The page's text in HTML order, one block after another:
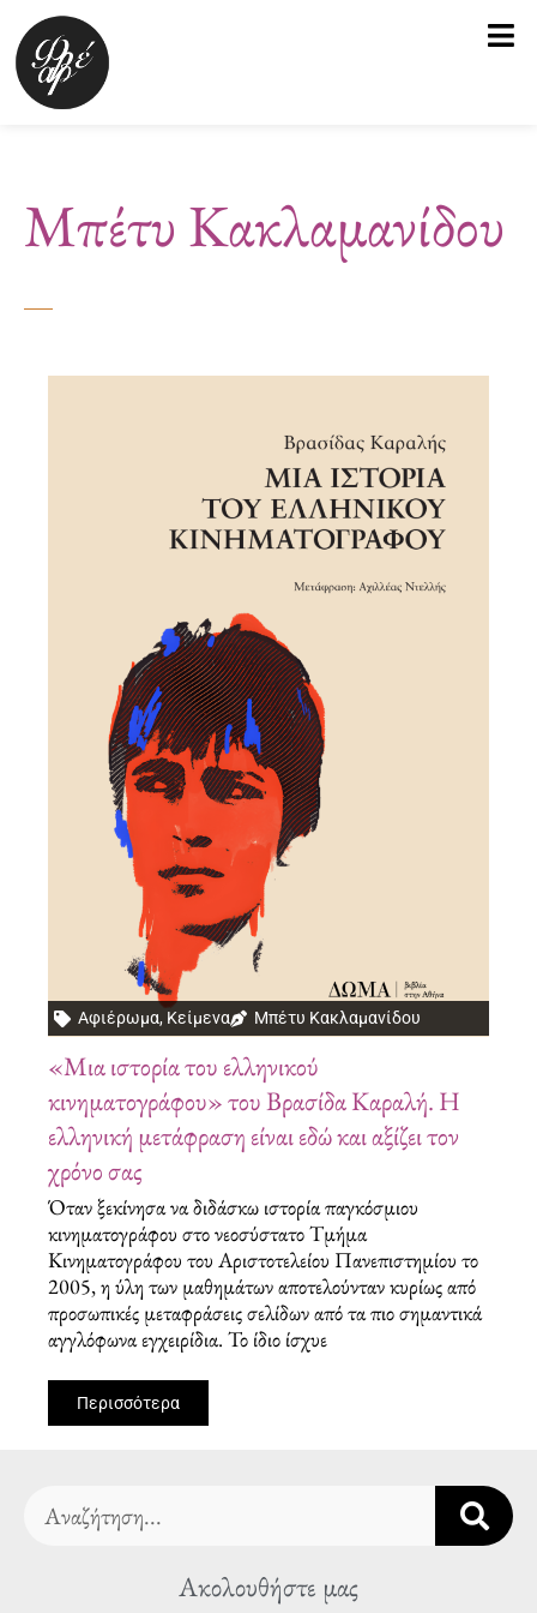
Μετάβαση
στο
περιεχόμενο
Μπέτυ Κακλαμανίδου
Αφιέρωμα, Κείμενα Μπέτυ Κακλαμανίδου
«Μια ιστορία του ελληνικού
κινηματογράφου» του Βρασίδα Καραλή. Η
ελληνική μετάφραση είναι εδώ και αξίζει τον
χρόνο σας
Όταν ξεκίνησα να διδάσκω ιστορία παγκόσμιου
κινηματογράφου στο νεοσύστατο Τμήμα
Κινηματογράφου του Αριστοτελείου Πανεπιστημίου το
2005, η ύλη των μαθημάτων αποτελούνταν κυρίως από
προσωπικές μεταφράσεις σελίδων από τα πιο σημαντικά
αγγλόφωνα εγχειρίδια. Το ίδιο ίσχυε
Περισσότερα
Search
Ακολουθήστε μας